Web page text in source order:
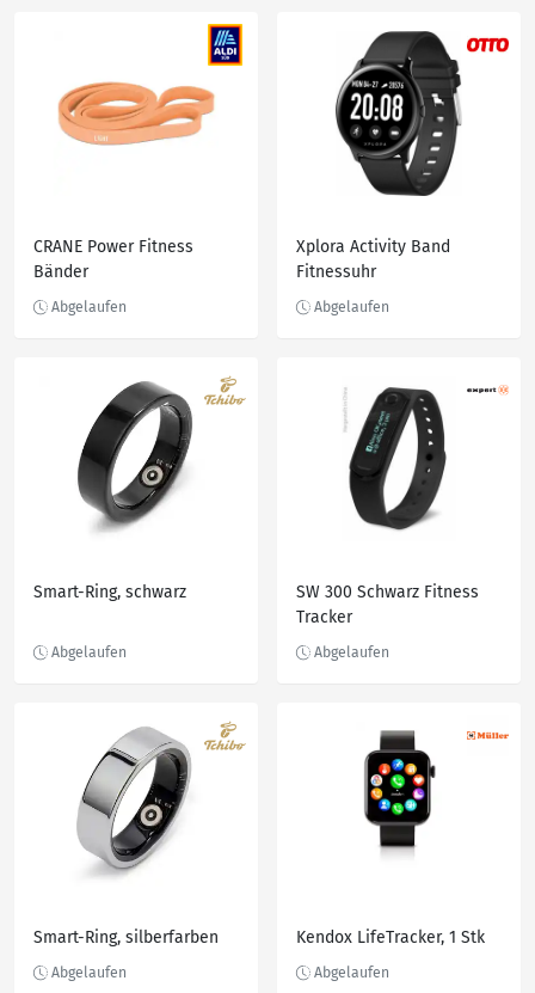
CRANE Power Fitness
Bänder
Xplora Activity Band
Fitnessuhr
Smart-Ring, schwarz
SW 300 Schwarz Fitness
Tracker
Smart-Ring, silberfarben Kendox LifeTracker, 1 Stk